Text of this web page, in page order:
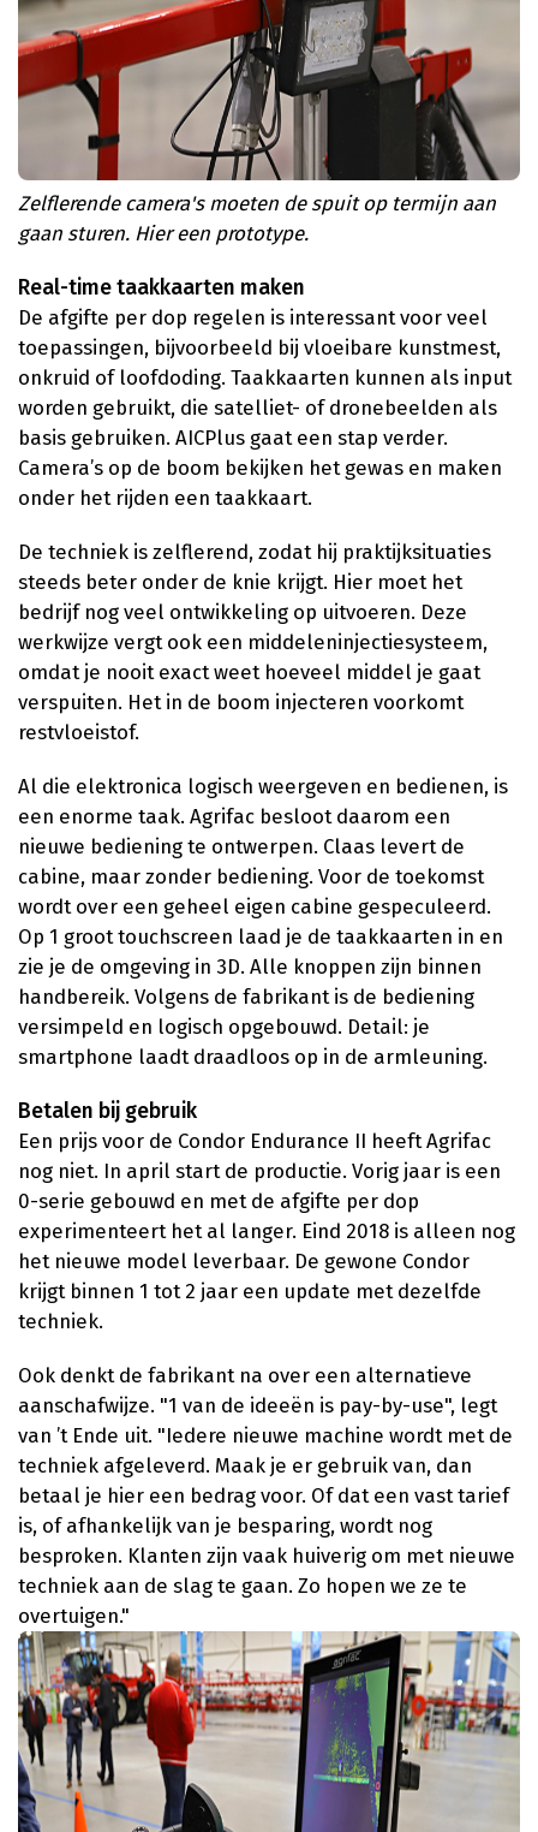
Zelflerende camera's moeten de spuit op termijn aan
gaan sturen. Hier een prototype.
Real-time taakkaarten maken
De afgifte per dop regelen is interessant voor veel
toepassingen, bijvoorbeeld bij vloeibare kunstmest,
onkruid of loofdoding. Taakkaarten kunnen als input
worden gebruikt, die satelliet- of dronebeelden als
basis gebruiken. AICPlus gaat een stap verder.
Camera’s op de boom bekijken het gewas en maken
onder het rijden een taakkaart.
De techniek is zelflerend, zodat hij praktijksituaties
steeds beter onder de knie krijgt. Hier moet het
bedrijf nog veel ontwikkeling op uitvoeren. Deze
werkwijze vergt ook een middeleninjectiesysteem,
omdat je nooit exact weet hoeveel middel je gaat
verspuiten. Het in de boom injecteren voorkomt
restvloeistof.
Al die elektronica logisch weergeven en bedienen, is
een enorme taak. Agrifac besloot daarom een
nieuwe bediening te ontwerpen. Claas levert de
cabine, maar zonder bediening. Voor de toekomst
wordt over een geheel eigen cabine gespeculeerd.
Op 1 groot touchscreen laad je de taakkaarten in en
zie je de omgeving in 3D. Alle knoppen zijn binnen
handbereik. Volgens de fabrikant is de bediening
versimpeld en logisch opgebouwd. Detail: je
smartphone laadt draadloos op in de armleuning.
Betalen bij gebruik
Een prijs voor de Condor Endurance II heeft Agrifac
nog niet. In april start de productie. Vorig jaar is een
0-serie gebouwd en met de afgifte per dop
experimenteert het al langer. Eind 2018 is alleen nog
het nieuwe model leverbaar. De gewone Condor
krijgt binnen 1 tot 2 jaar een update met dezelfde
techniek.
Ook denkt de fabrikant na over een alternatieve
aanschafwijze. "1 van de ideeën is pay-by-use", legt
van ’t Ende uit. "Iedere nieuwe machine wordt met de
techniek afgeleverd. Maak je er gebruik van, dan
betaal je hier een bedrag voor. Of dat een vast tarief
is, of afhankelijk van je besparing, wordt nog
besproken. Klanten zijn vaak huiverig om met nieuwe
techniek aan de slag te gaan. Zo hopen we ze te
overtuigen."